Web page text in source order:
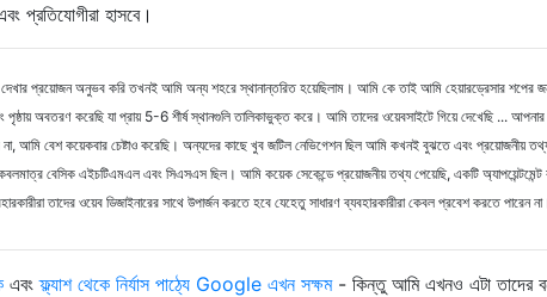
প্রতিযোগীরা হাসবে।
দেখার প্রয়োজন অনুভব করি তখনই আমি অন্য শহরে স্থানান্তরিত হয়েছিলাম। আমি কে তাই আমি হেয়ারড্রেসার শপের
পৃষ্ঠায় অবতরণ করেছি যা প্রায় 5-6 শীর্ষ স্থানগুলি তালিকাভুক্ত করে। আমি তাদের ওয়েবসাইটে গিয়ে দেখেছি ...
আমি বেশ কয়েকবার চেষ্টাও করেছি। অন্যদের কাছে খুব জটিল নেভিগেশন ছিল আমি কখনই বুঝতে এবং প্রয়োজনীয়
বেসিক এইচটিএমএল এবং সিএসএস ছিল। আমি কয়েক সেকেন্ডে প্রয়োজনীয় তথ্য পেয়েছি, একটি অ্যাপয়েন্টমেন্ট
তাদের ওয়েব ডিজাইনারের সাথে উপার্জন করতে হবে যেহেতু সাধারণ ব্যবহারকারীরা কেবল প্রবেশ করতে পারেন
এবংফ্ল্যাশ থেকে নির্যাস পাঠ্যে Google এখন সক্ষম- কিন্তু আমি এখনও এটা তাদের